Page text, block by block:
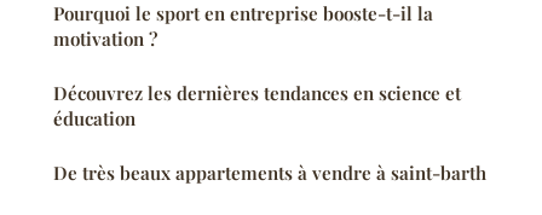
Pourquoi le sport en entreprise booste-t-il la
motivation ?
Découvrez les dernières tendances en science et
éducation
De très beaux appartements à vendre à saint-barth